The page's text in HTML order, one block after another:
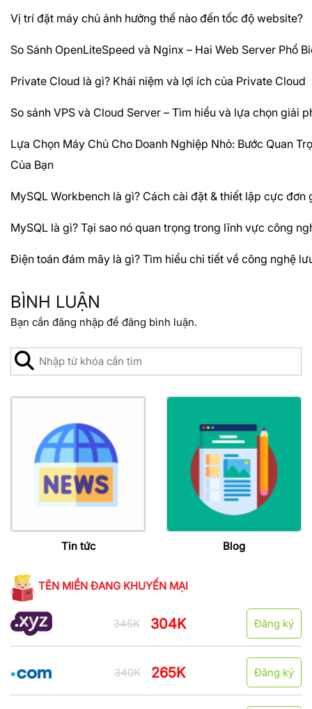
Vị trí đặt máy chủ ảnh hưởng thế nào đến tốc độ website?
So Sánh OpenLiteSpeed và Nginx – Hai Web Server Phổ
Private Cloud là gì? Khái niệm và lợi ích của Private Cloud
So sánh VPS và Cloud Server – Tìm hiểu và lựa chọn giải
Lựa Chọn Máy Chủ Cho Doanh Nghiệp Nhỏ: Bước Quan
Của Bạn
MySQL Workbench là gì? Cách cài đặt & thiết lập cực đơn
MySQL là gì? Tại sao nó quan trọng trong lĩnh vực công
Điện toán đám mây là gì? Tìm hiểu chi tiết về công nghệ
BÌNH LUẬN
Bạn cần đăng nhập để đăng bình luận.
Tin tức Blog
TÊN MIỀN ĐANG KHUYẾN MẠI
345K 304K Đăng ký
340K 265K Đăng ký